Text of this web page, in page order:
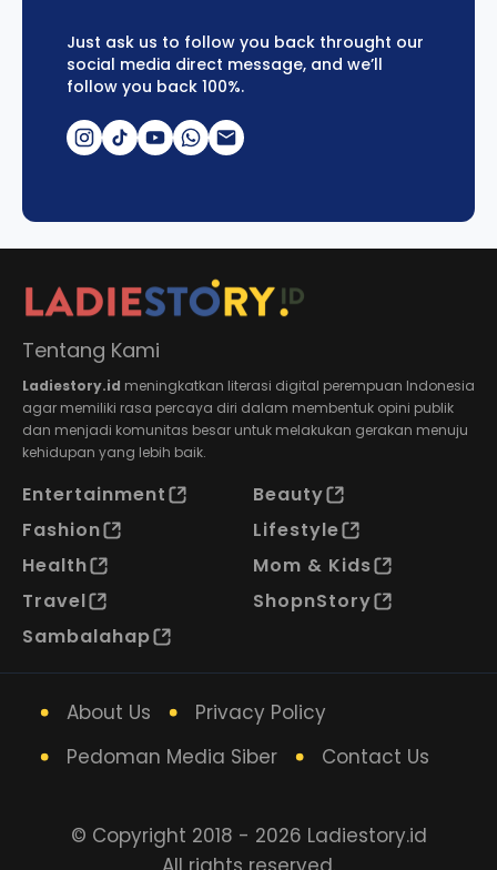
Just ask us to follow you back throught our
social media direct message, and we’ll
follow you back 100%.
Tentang Kami
Ladiestory.id meningkatkan literasi digital perempuan Indonesia
agar memiliki rasa percaya diri dalam membentuk opini publik
dan menjadi komunitas besar untuk melakukan gerakan menuju
kehidupan yang lebih baik.
Entertainment
Beauty
Fashion
Lifestyle
Health
Mom & Kids
Travel
ShopnStory
Sambalahap
About Us
Privacy Policy
Pedoman Media Siber
Contact Us
© Copyright 2018 - 2026 Ladiestory.id